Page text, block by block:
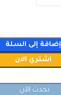
إضافة إلى السلة
اشتري الان
تحدث الآن